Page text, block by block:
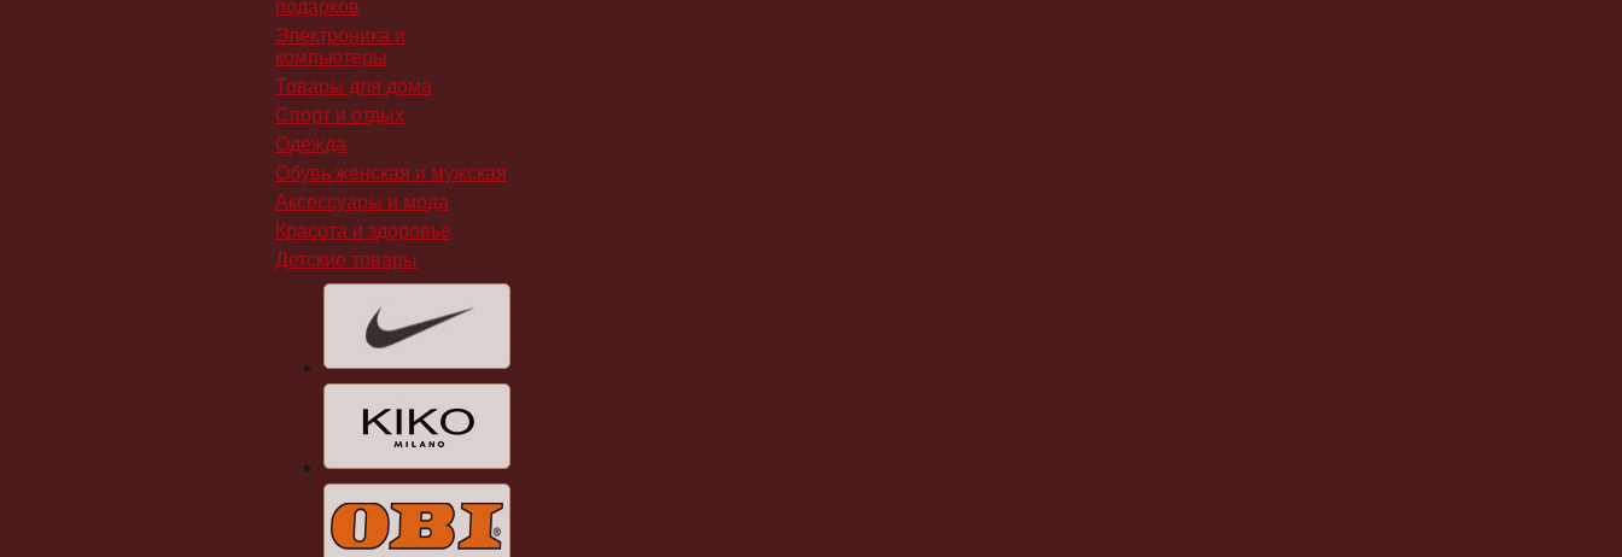
подарков
Электроника и
компьютеры
Товары для дома
Спорт и отдых
Одежда
Обувь женская и мужская
Аксессуары и мода
Красота и здоровье
Детские товары